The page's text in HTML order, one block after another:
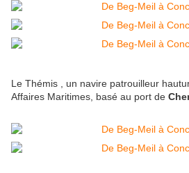
Le Thémis , un navire patrouilleur
Affaires Maritimes, basé au port de